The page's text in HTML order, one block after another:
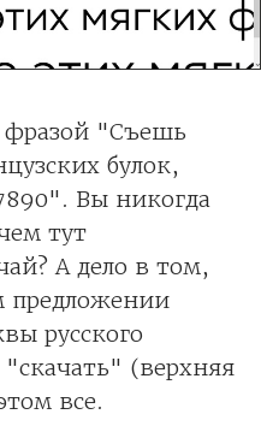
фразой "Съешь
булок,
Вы никогда
тут
А дело в том,
предложении
русского
(верхняя
все.